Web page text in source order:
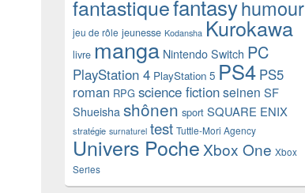
fantastiquefantasyhumour
jeu de rôle jeunesse Kodansha Kurokawa
livre manga Nintendo Switch PC
PlayStation 4 PlayStation 5 PS4 PS5
roman RPG science fictionseinen SF
Shueisha shônen sport SQUARE ENIX
stratégie surnaturel test Tuttle-Mori Agency
Univers Poche Xbox One Xbox
Series